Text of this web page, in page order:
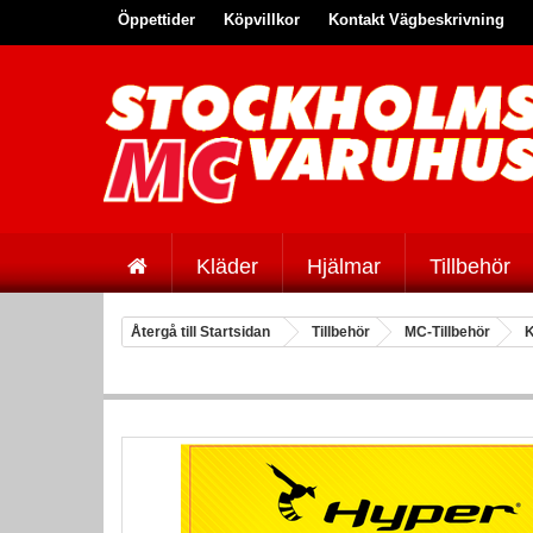
Öppettider Köpvillkor Kontakt Vägbeskrivning
Kläder Hjälmar Tillbehör
Återgå till Startsidan Tillbehör MC-Tillbehör